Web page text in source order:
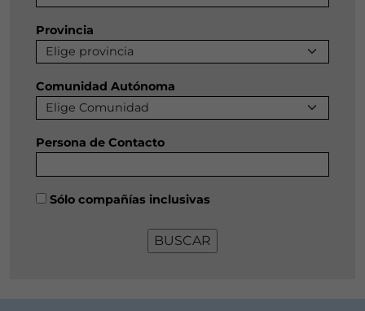
Provincia
Comunidad Autónoma
Persona de Contacto
Sólo compañías inclusivas